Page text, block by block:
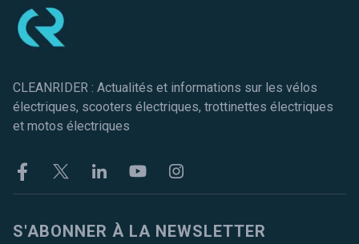
CLEANRIDER : Actualités et informations sur les vélos
électriques, scooters électriques, trottinettes électriques
et motos électriques
FacebookTwitter LinkekinYoutubeInstagram
S'ABONNER À LA NEWSLETTER